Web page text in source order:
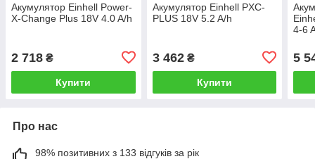
Акумулятор Einhell Power-
X-Change Plus 18V 4.0 A/h
2 718 ₴
Купити
Акумулятор Einhell PXC-
PLUS 18V 5.2 A/h
3 462₴
Купити
4-6
5
Про нас
98% позитивних з 133 відгуків за рік